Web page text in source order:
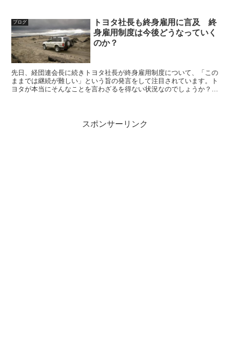
ブログ
トヨタ社長も終身雇用に言及 終
身雇用制度は今後どうなっていく
のか？
先日、経団連会長に続きトヨタ社長が終身雇用制度について、「この
ままでは継続が難しい」という旨の発言をして注目されています。ト
ヨタが本当にそんなことを言わざるを得ない状況なのでしょうか？今
スポンサーリンク